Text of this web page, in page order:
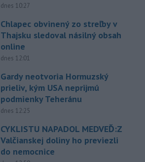
dnes 10:27
Chlapec obvinený zo streľby v
Thajsku sledoval násilný obsah
online
dnes 12:01
Gardy neotvoria Hormuzský
prieliv, kým USA neprijmú
podmienky Teheránu
dnes 12:25
CYKLISTU NAPADOL MEDVEĎ:Z
Valčianskej doliny ho previezli
do nemocnice